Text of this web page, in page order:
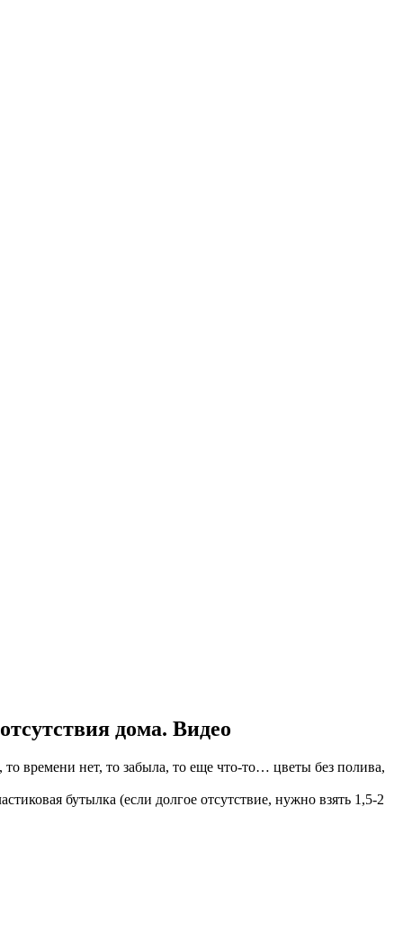
дома. Видео
времени нет, то забыла, то еще что-то… цветы без полива,
бутылка (если долгое отсутствие, нужно взять 1,5-2